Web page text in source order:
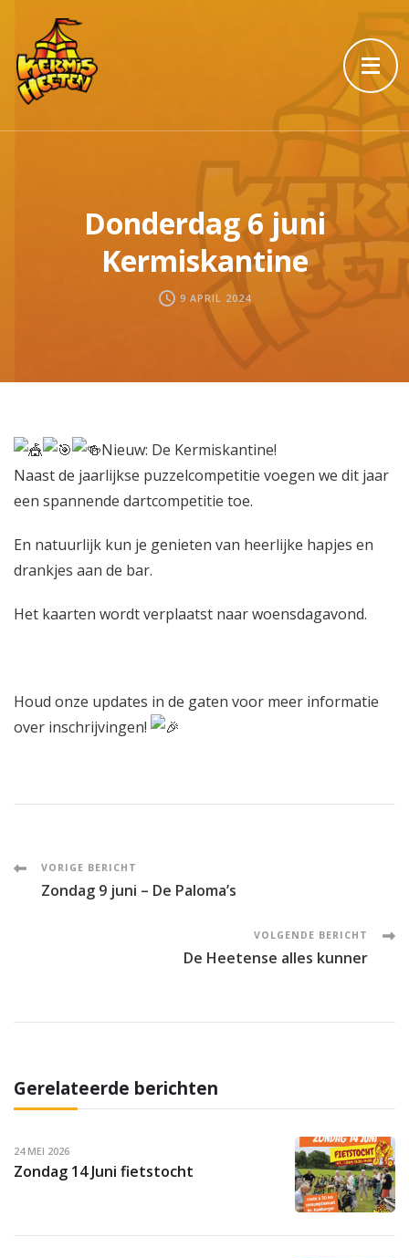
Donderdag 6 juni
Kermiskantine
9 APRIL 2024
Nieuw: De Kermiskantine!
Naast de jaarlijkse puzzelcompetitie voegen we dit jaar
een spannende dartcompetitie toe.
En natuurlijk kun je genieten van heerlijke hapjes en
drankjes aan de bar.
Het kaarten wordt verplaatst naar woensdagavond.
Houd onze updates in de gaten voor meer informatie
over inschrijvingen!
Post
VORIGE BERICHT
Zondag 9 juni – De Paloma’s
VOLGENDE BERICHT
De Heetense alles kunner
Gerelateerde berichten
24 MEI 2026
Zondag 14 Juni fietstocht